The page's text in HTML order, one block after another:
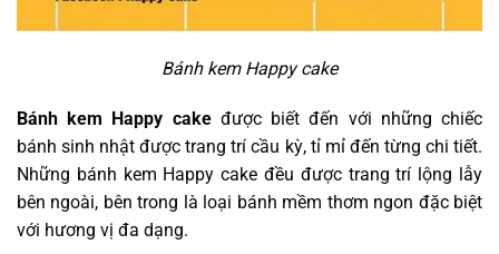
Bánh kem Happy cake
Bánh kem Happy cakeđược biết đến với những chiếc
bánh sinh nhật được trang trí cầu kỳ, tỉ mỉ đến từng chi tiết.
Những bánh kem Happy cake đều được trang trí lộng lẫy
bên ngoài, bên trong là loại bánh mềm thơm ngon đặc biệt
với hương vị đa dạng.